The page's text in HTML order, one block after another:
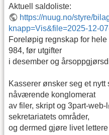
Aktuell saldoliste:
https://nuug.no/styre/
knapp=Vis&file=2025-12-
Foreløpig regnskap for
984, før utgifter
i desember og
Kasserer ønsker seg et
nåværende konglomerat
av filer, skript og 3part-
sekretariatets områder,
og dermed gjøre livet